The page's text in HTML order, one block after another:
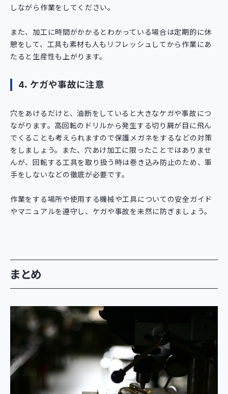
しながら作業をしてください。
また、加工に時間がかかるとわかっている場合は定期的に休
憩をして、工具も素材も人もリフレッシュしてから作業にあ
たると生産性も上がります。
4．ケガや事故に注意
穴をあけるだけと、油断をしていると大きなケガや事故につ
ながります。高回転のドリルから発生する切り屑が目に飛ん
でくることも考えられますので保護メガネをするなどの対策
をしましょう。また、穴あけ加工に限ったことではありませ
んが、回転する工具を取り扱う時は巻き込み防止のため、軍
手をしないなどの徹底が必要です。
作業をする場所や使用する機械や工具についての安全ガイド
やマニュアルを遵守し、ケガや事故を未然に防ぎましょう。
まとめ